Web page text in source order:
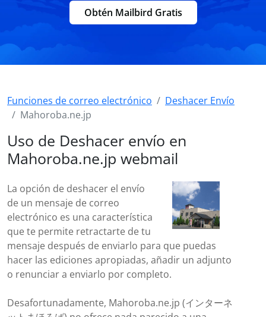
Obtén Mailbird Gratis
Funciones de correo electrónico
Deshacer Envío
Mahoroba.ne.jp
Uso de Deshacer envío en
Mahoroba.ne.jp webmail
La opción de deshacer el envío
de un mensaje de correo
electrónico es una característica
que te permite retractarte de tu
mensaje después de enviarlo para que puedas
hacer las ediciones apropiadas, añadir un adjunto
o renunciar a enviarlo por completo.
Desafortunadamente, Mahoroba.ne.jp (インターネ